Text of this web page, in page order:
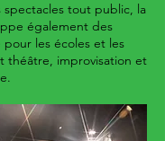
spectacles tout public, la
également des
les écoles et les
théâtre, improvisation et